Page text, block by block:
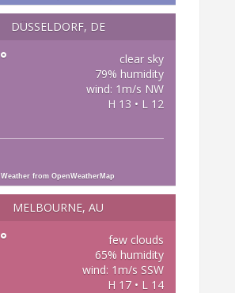
DÜSSELDORF, DE
°
clear sky
79% humidity
wind: 1m/s NW
H 13 • L 12
Weather from OpenWeatherMap
MELBOURNE, AU
°
few clouds
65% humidity
wind: 1m/s SSW
H 17 • L 14